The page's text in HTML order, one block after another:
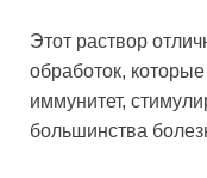
Этот раствор
обработок,
иммунитет,
большинства